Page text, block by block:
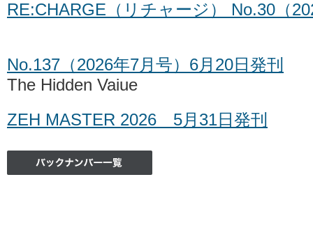
RE:CHARGE（リチャージ） No.30（
No.137（2026年7月号）6月20日発刊
The Hidden Vaiue
ZEH MASTER 2026 5月31日発刊